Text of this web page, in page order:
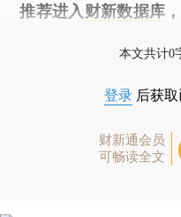
推荐进入 财新数据库
本文共计0
登录 后获
财新通会员
可畅读全文